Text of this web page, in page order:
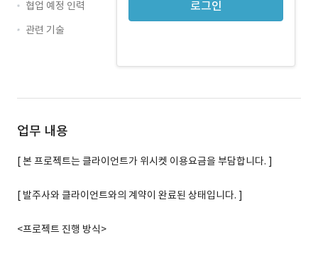
로그인
협업 예정 인력
관련 기술
업무 내용
[ 본 프로젝트는 클라이언트가 위시켓 이용요금을 부담합니다. ]
[ 발주사와 클라이언트와의 계약이 완료된 상태입니다. ]
<프로젝트 진행 방식>